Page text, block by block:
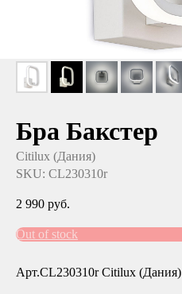
Бра Бакстер
Citilux (Дания)
SKU: CL230310r
2 990 руб.
Out of stock
Арт.CL230310r Citilux (Дания)